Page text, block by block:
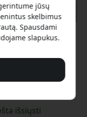
išsiųsti
jūsų
skelbimus
Spausdami
slapukus.